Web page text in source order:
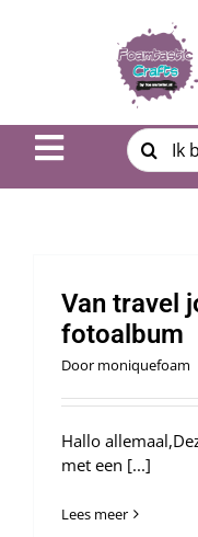
Toggle
Workshop |
Over ons
Webshop
Zoeken
naar:
Van travel
fotoalbum
Door moniquefoam
Hallo
met een [...]
Lees meer